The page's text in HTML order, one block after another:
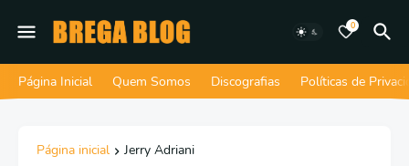
0
Página Inicial Quem Somos Discografias Políticas de
Página inicial Jerry Adriani